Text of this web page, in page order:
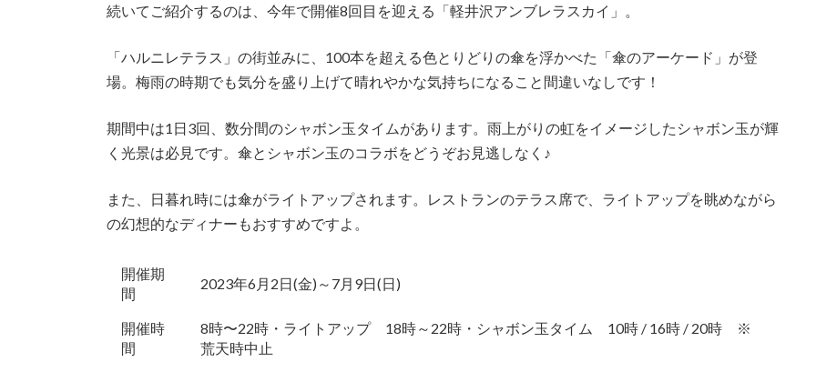
続いてご紹介するのは、今年で開催8回目を迎える「軽井沢アンブレラスカイ」。
「ハルニレテラス」の街並みに、100本を超える色とりどりの傘を浮かべた「傘のアーケード」が登
場。梅雨の時期でも気分を盛り上げて晴れやかな気持ちになること間違いなしです！
期間中は1日3回、数分間のシャボン玉タイムがあります。雨上がりの虹をイメージしたシャボン玉が輝
く光景は必見です。傘とシャボン玉のコラボをどうぞお見逃しなく♪
また、日暮れ時には傘がライトアップされます。レストランのテラス席で、ライトアップを眺めながら
の幻想的なディナーもおすすめですよ。
開催期
間
2023年6月2日(金)～7月9日(日)
開催時
間
8時〜22時・ライトアップ 18時～22時・シャボン玉タイム 10時 / 16時 / 20時 ※
荒天時中止